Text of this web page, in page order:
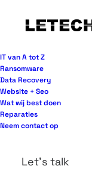
IT van A tot Z
Ransomware
Data Recovery
Website + Seo
Wat wij best doen
Reparaties
Neem contact op
Let's talk
Een laptop met
medewerker
server die
software geen